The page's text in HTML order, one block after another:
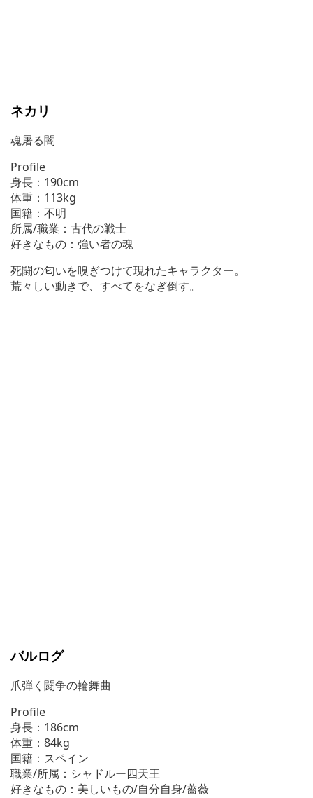
ネカリ
魂屠る闇
Profile
身長：190cm
体重：113kg
国籍：不明
所属/職業：古代の戦士
好きなもの：強い者の魂
死闘の匂いを嗅ぎつけて現れたキャラクター。
荒々しい動きで、すべてをなぎ倒す。
バルログ
爪弾く闘争の輪舞曲
Profile
身長：186cm
体重：84kg
国籍：スペイン
職業/所属：シャドルー四天王
好きなもの：美しいもの/自分自身/薔薇